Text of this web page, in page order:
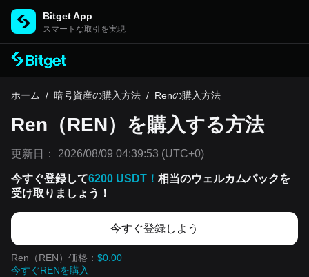
Bitget App
スマートな取引を実現
ホーム / 暗号資産の購入方法 / Renの購入方法
Ren（REN）を購入する方法
更新日： 2026/08/09 04:39:53 (UTC+0)
今すぐ登録して6200 USDT！ 相当のウェルカムパックを
受け取りましょう！
今すぐ登録しよう
Ren（REN）価格： $0.00
今すぐRENを購入